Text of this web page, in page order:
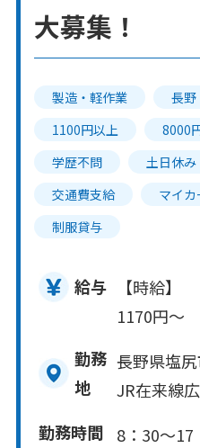
大募集！
製造・軽作業 長野
1100円以上
8000
学歴不問
土日休み
交通費支給
マイ
制服貸与
給与
【時給】
1170円～
勤務
地
長野県塩
JR在来線
勤務時間
8：30～17